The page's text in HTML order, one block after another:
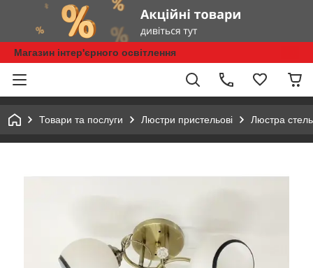
Магазин інтер'єрного освітлення
Товари та послуги Люстри пристельові Люстра